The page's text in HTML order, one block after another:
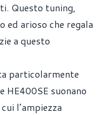
Questo tuning,
ed arioso che regala
a questo
particolarmente
HE400SE suonano
l’ampiezza